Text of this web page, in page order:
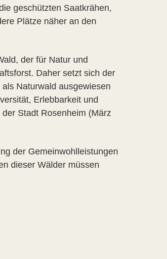
geschützten Saatkrähen,
Plätze näher an den
der für Natur und
Daher setzt sich der
Naturwald ausgewiesen
Erlebbarkeit und
Stadt Rosenheim (März
der Gemeinwohlleistungen
dieser Wälder müssen